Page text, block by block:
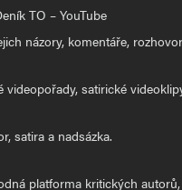
TO – YouTube
názory, komentáře,
videopořady, satirické
satira a nadsázka.
platforma kritických